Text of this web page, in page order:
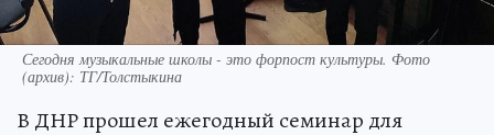
Сегодня музыкальные школы - это форпост культуры. Фото
(архив): ТГ/Толстыкина
В ДНР прошел ежегодный семинар для